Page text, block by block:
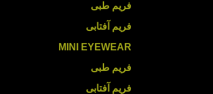
فریم طبی
فریم آفتابی
MINI EYEWEAR
فریم طبی
فریم آفتابی